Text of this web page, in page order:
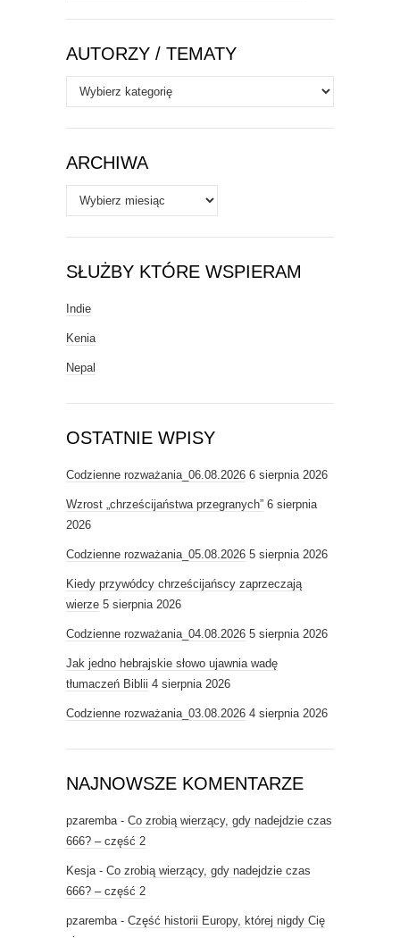
AUTORZY / TEMATY
Autorzy
/
Tematy
ARCHIWA
Archiwa
SŁUŻBY KTÓRE WSPIERAM
Indie
Kenia
Nepal
OSTATNIE WPISY
Codzienne rozważania_06.08.2026 6 sierpnia 2026
Wzrost „chrześcijaństwa przegranych” 6 sierpnia
2026
Codzienne rozważania_05.08.2026 5 sierpnia 2026
Kiedy przywódcy chrześcijańscy zaprzeczają
wierze 5 sierpnia 2026
Codzienne rozważania_04.08.2026 5 sierpnia 2026
Jak jedno hebrajskie słowo ujawnia wadę
tłumaczeń Biblii 4 sierpnia 2026
Codzienne rozważania_03.08.2026 4 sierpnia 2026
NAJNOWSZE KOMENTARZE
pzaremba- Co zrobią wierzący, gdy nadejdzie czas
666? – część 2
Kesja- Co zrobią wierzący, gdy nadejdzie czas
666? – część 2
pzaremba- Część historii Europy, której nigdy Cię